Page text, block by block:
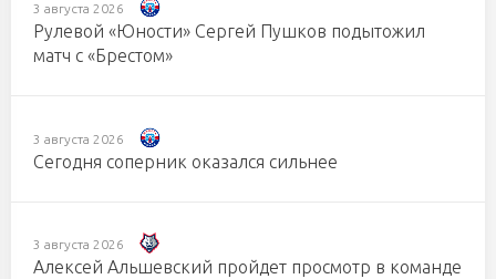
3 августа 2026
Рулевой «Юности» Сергей Пушков подытожил
матч с «Брестом»
3 августа 2026
Сегодня соперник оказался сильнее
3 августа 2026
Алексей Альшевский пройдет просмотр в команде